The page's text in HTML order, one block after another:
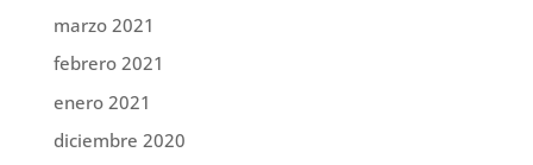
marzo 2021
febrero 2021
enero 2021
diciembre 2020